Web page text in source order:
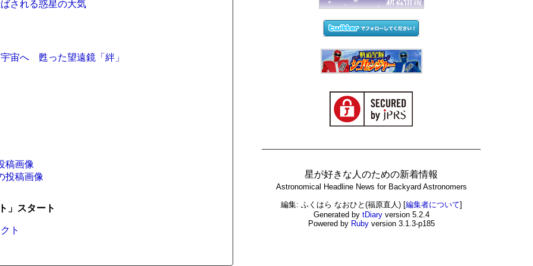
される惑星の大気
宙へ 甦った望遠鏡「絆」
稿画像
投稿画像
」スタート
ト
星が好きな人のための新着情報
Astronomical Headline News for Backyard Astronomers
編集: ふくはら なおひと(福原直人) [編集者について]
Generated by tDiaryversion 5.2.4
Powered by Rubyversion 3.1.3-p185